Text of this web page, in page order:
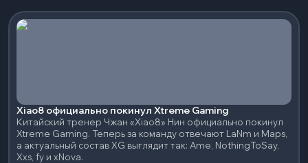
Xiao8 официально покинул Xtreme Gaming
Китайский тренер Чжан «Xiao8» Нин официально покинул
Xtreme Gaming. Теперь за команду отвечают LaNm и Maps,
а актуальный состав XG выглядит так: Ame, NothingToSay,
Xxs, fy и xNova.